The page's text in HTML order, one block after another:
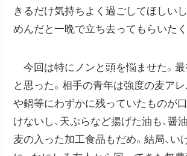
きるだけ気持ちよく過ごしてほしい
めんだと一晩で立ち去ってもらいたく
今回は特にノンと頭を悩ませた。
と思った。相手の青年は強度の麦アレ
や鍋等にわずかに残っていたものが
けないし、天ぷらなど揚げた油も、醤
麦の入った加工食品もだめ。結局、い